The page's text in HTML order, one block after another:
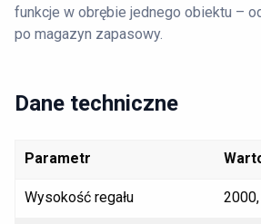
funkcje w obrębie jednego obiektu –
po magazyn zapasowy.
Dane techniczne
Parametr
Wysokość regału